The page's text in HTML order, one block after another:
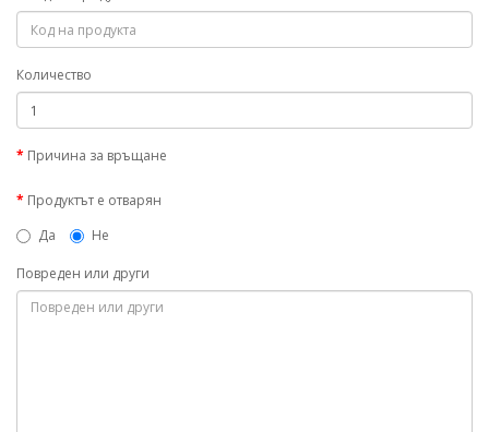
Количество
Причина за връщане
Продуктът е отварян
Да
Не
Повреден или други